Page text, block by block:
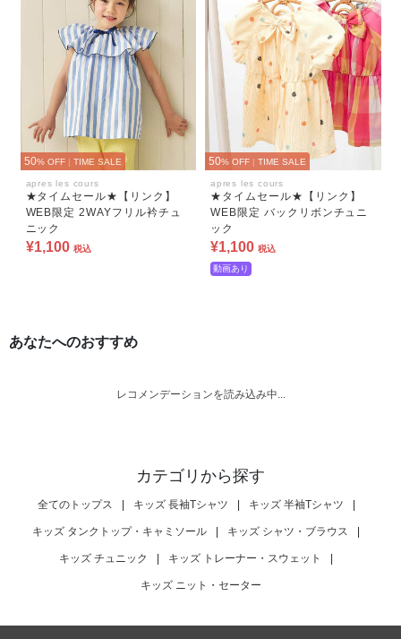
50% OFF | TIME SALE
apres les cours
★タイムセール★【リンク】
WEB限定 2WAYフリル衿チュ
ニック
¥1,100 税込
50% OFF | TIME SALE
apres les cours
★タイムセール★【リンク】
WEB限定 バックリボンチュニ
ック
¥1,100 税込
動画あり
あなたへのおすすめ
レコメンデーションを読み込み中...
カテゴリから探す
全てのトップス | キッズ 長袖Tシャツ | キッズ 半袖Tシャツ |
キッズ タンクトップ・キャミソール | キッズ シャツ・ブラウス |
キッズ チュニック | キッズ トレーナー・スウェット |
キッズ ニット・セーター